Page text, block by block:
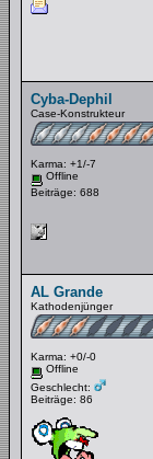
Cyba-Dephil
Case-Konstrukteur
Karma: +1/-7
Offline
Beiträge: 688
AL Grande
Kathodenjünger
Karma: +0/-0
Offline
Geschlecht:
Beiträge: 86